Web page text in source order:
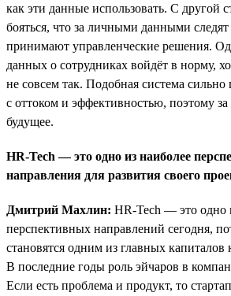
как эти данные использовать. С другой
бояться, что за личными данными
принимают управленческие решения.
данных о сотрудниках войдёт в норму,
не совсем так. Подобная система сильно
с оттоком и эффективностью, поэтому
будущее.
HR-Tech — это одно из наиболее
направления для развития своего
Дмитрий Махлин: HR-Tech — это одно
перспективных направлений сегодня,
становятся одним из главных капиталов
В последние годы роль эйчаров в
Если есть проблема и продукт, то